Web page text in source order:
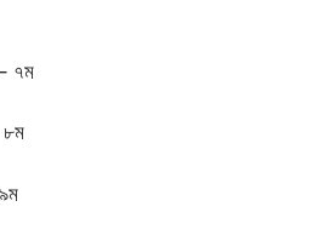
৭ম
৮ম